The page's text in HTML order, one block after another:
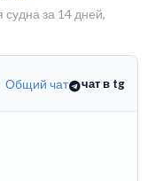
за 14 дней,
Общий чат чат в tg